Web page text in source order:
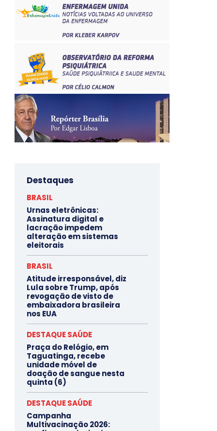
Destaques
BRASIL
Urnas eletrônicas:
Assinatura digital e
lacração impedem
alteração em sistemas
eleitorais
BRASIL
Atitude irresponsável, diz
Lula sobre Trump, após
revogação de visto de
embaixadora brasileira
nos EUA
DESTAQUE SAÚDE
Praça do Relógio, em
Taguatinga, recebe
unidade móvel de
doação de sangue nesta
quinta (6)
DESTAQUE SAÚDE
Campanha
Multivacinação 2026: